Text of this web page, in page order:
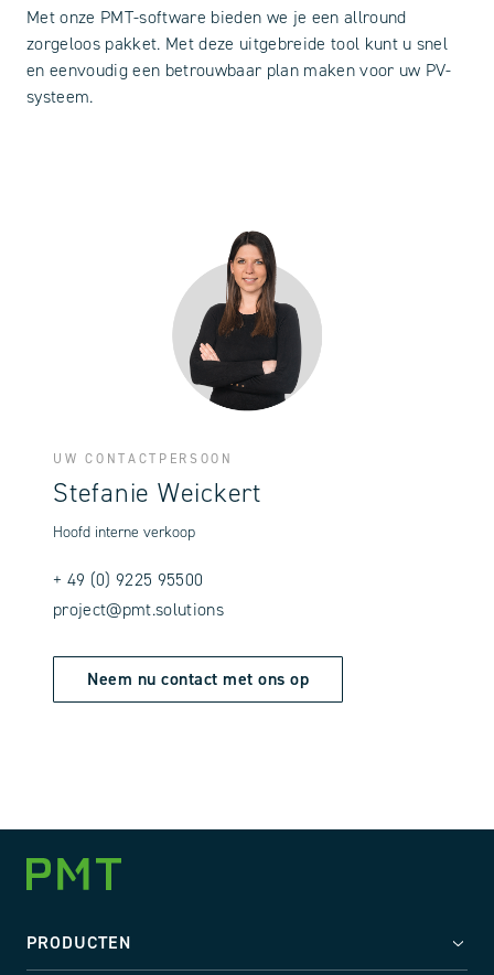
Met onze PMT-software bieden we je een allround
zorgeloos pakket. Met deze uitgebreide tool kunt u snel
en eenvoudig een betrouwbaar plan maken voor uw PV-
systeem.
UW CONTACTPERSOON
Stefanie Weickert
Hoofd interne verkoop
+ 49 (0) 9225 95500
project@pmt.solutions
Neem nu contact met ons op
PRODUCTEN